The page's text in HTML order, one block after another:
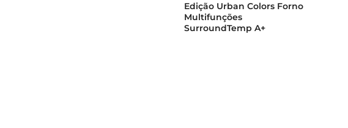
Edição Urban Colors Forno
Multifunções
SurroundTemp A+